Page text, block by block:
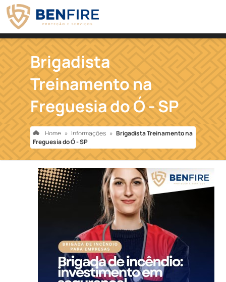
Brigadista
Treinamento na
Freguesia do Ó - SP
Home » Informações » Brigadista Treinamento na
Freguesia do Ó - SP